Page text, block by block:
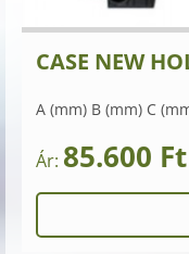
CASE NEW
A (mm) B (mm) C
Ár: 85.600 Ft